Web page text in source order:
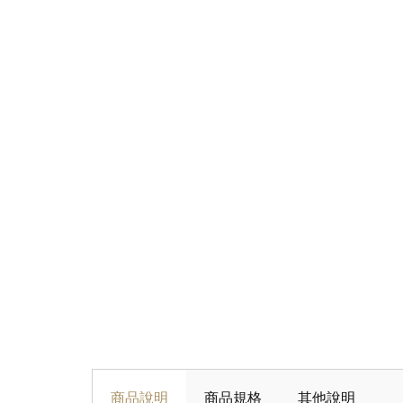
商品說明 商品規格 其他說明